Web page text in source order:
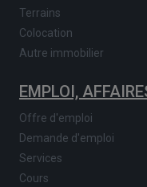
Terrains
Colocation
Autre immobilier
EMPLOI,
Offre d'emploi
Demande d'emploi
Services
Cours